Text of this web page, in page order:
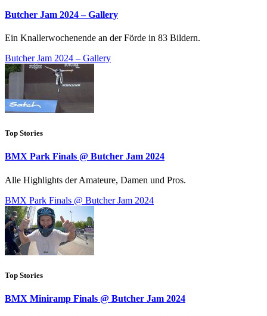
Butcher Jam 2024 – Gallery
Ein Knallerwochenende an der Förde in 83 Bildern.
Butcher Jam 2024 – Gallery
Top Stories
BMX Park Finals @ Butcher Jam 2024
Alle Highlights der Amateure, Damen und Pros.
BMX Park Finals @ Butcher Jam 2024
Top Stories
BMX Miniramp Finals @ Butcher Jam 2024